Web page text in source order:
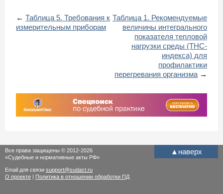
← Таблица 5. Требования к
измерительным приборам
Таблица 1. Рекомендуемые
величины интегрального
показателя тепловой
нагрузки среды (ТНС-
индекса) для
профилактики
перегревания организма →
▲ наверх
Все права защищены © 2012-2026
«Судебные и нормативные акты РФ»
Email для связи support@sudact.ru
О проекте | Политика в отношении обработки ПД